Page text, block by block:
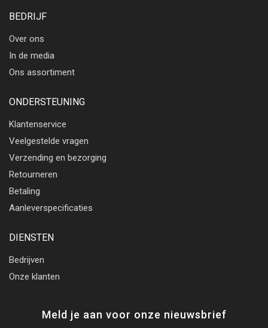
BEDRIJF
Over ons
In de media
Ons assortiment
ONDERSTEUNING
Klantenservice
Veelgestelde vragen
Verzending en bezorging
Retourneren
Betaling
Aanleverspecificaties
DIENSTEN
Bedrijven
Onze klanten
Meld je aan voor onze nieuwsbrief